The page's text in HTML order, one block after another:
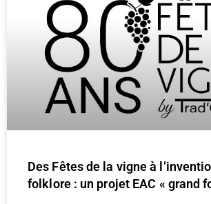
Des Fêtes de la vigne à
folklore : un projet EAC « grand